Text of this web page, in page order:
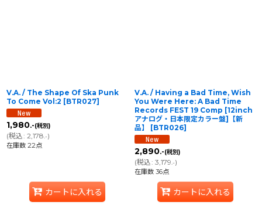
V.A. / The Shape Of Ska Punk
To Come Vol:2 [BTR027]
1,980.-(税別)
(税込: 2,178 .-)
在庫数 22点
カートに入れる
V.A. / Having a Bad Time, Wish
You Were Here: A Bad Time
Records FEST 19 Comp [12inch
アナログ・日本限定カラー盤]【新
品】
[BTR026]
2,890.-(税別)
(税込: 3,179 .-)
在庫数 36点
カートに入れる